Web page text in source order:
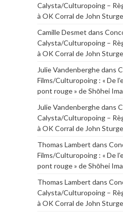
Calysta/Culturopoing –
à OK Corral de John
Camille Desmet dans
Calysta/Culturopoing –
à OK Corral de John
Julie Vandenberghedans
Films/Culturopoing : « De
pont rouge » de Shōhei
Julie Vandenberghedans
Calysta/Culturopoing –
à OK Corral de John
Thomas Lambert dans
Films/Culturopoing : « De
pont rouge » de Shōhei
Thomas Lambert dans
Calysta/Culturopoing –
à OK Corral de John